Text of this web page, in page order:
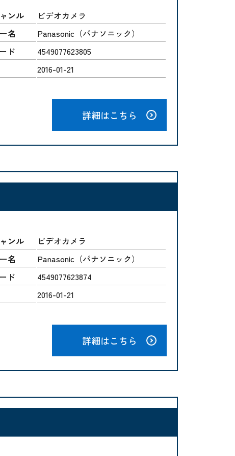
ンル
ビデオカメラ
名
Panasonic（パナソニック）
ド
4549077623805
2016-01-21
詳細はこちら
ンル
ビデオカメラ
名
Panasonic（パナソニック）
ド
4549077623874
2016-01-21
詳細はこちら